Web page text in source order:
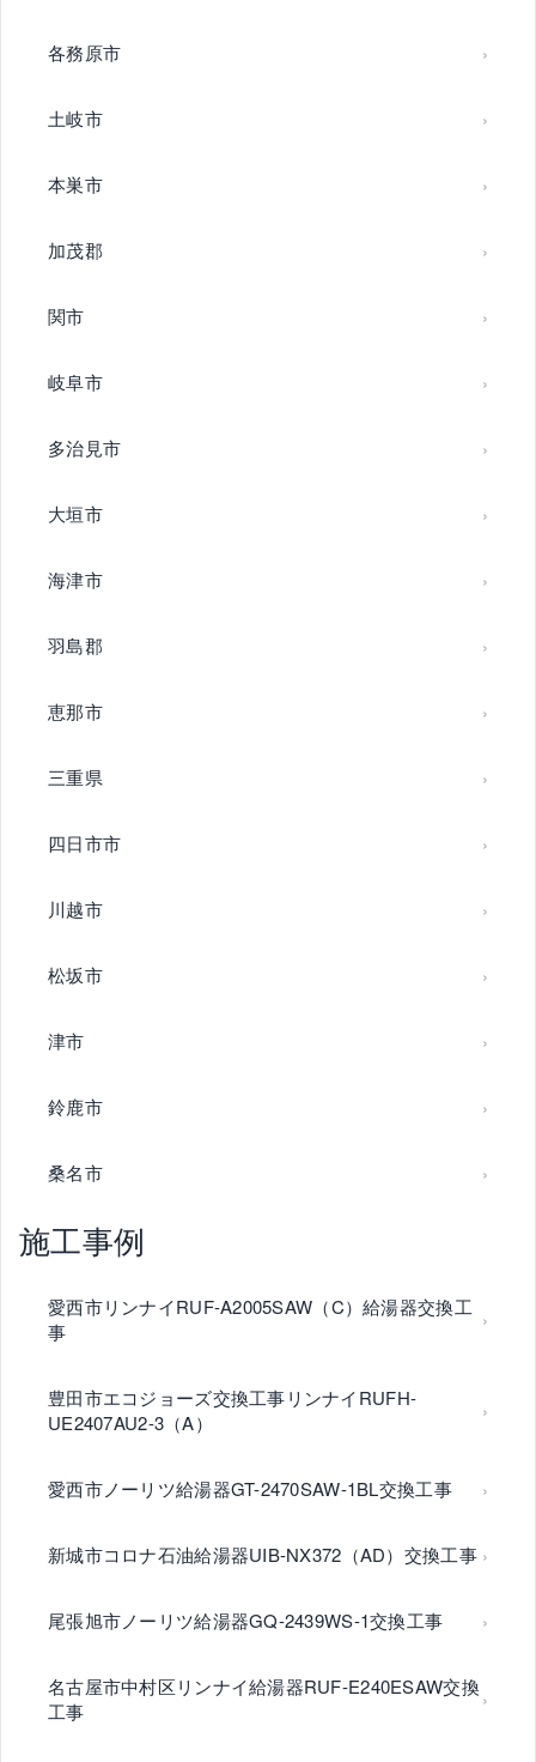
各務原市
土岐市
本巣市
加茂郡
関市
岐阜市
多治見市
大垣市
海津市
羽島郡
恵那市
三重県
四日市市
川越市
松坂市
津市
鈴鹿市
桑名市
施工事例
愛西市リンナイRUF-A2005SAW（C）給湯器交換工
事
豊田市エコジョーズ交換工事リンナイRUFH-
UE2407AU2-3（A）
愛西市ノーリツ給湯器GT-2470SAW-1BL交換工事
新城市コロナ石油給湯器UIB-NX372（AD）交換工事
尾張旭市ノーリツ給湯器GQ-2439WS-1交換工事
名古屋市中村区リンナイ給湯器RUF-E240ESAW交換
工事